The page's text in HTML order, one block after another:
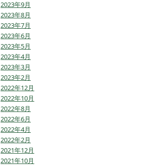
2023年9月
2023年8月
2023年7月
2023年6月
2023年5月
2023年4月
2023年3月
2023年2月
2022年12月
2022年10月
2022年8月
2022年6月
2022年4月
2022年2月
2021年12月
2021年10月